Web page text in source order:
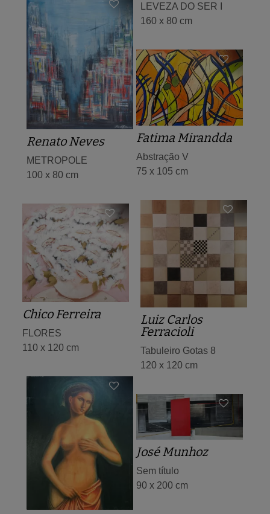
LEVEZA DO SER I
160 x 80 cm
Renato Neves
METROPOLE
100 x 80 cm
Fatima Mirandda
Abstração V
75 x 105 cm
Luiz Carlos
Ferracioli
Tabuleiro Gotas 8
120 x 120 cm
Chico Ferreira
FLORES
110 x 120 cm
José Munhoz
Sem título
90 x 200 cm